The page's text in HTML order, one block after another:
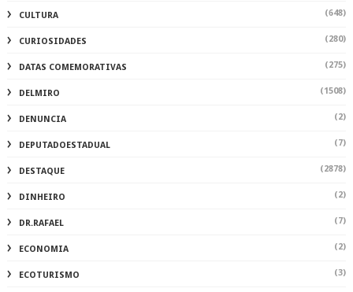
CULTURA (648)
CURIOSIDADES (280)
DATAS COMEMORATIVAS (275)
DELMIRO (1508)
DENUNCIA (2)
DEPUTADOESTADUAL (7)
DESTAQUE (2878)
DINHEIRO (2)
DR.RAFAEL (7)
ECONOMIA (2)
ECOTURISMO (3)